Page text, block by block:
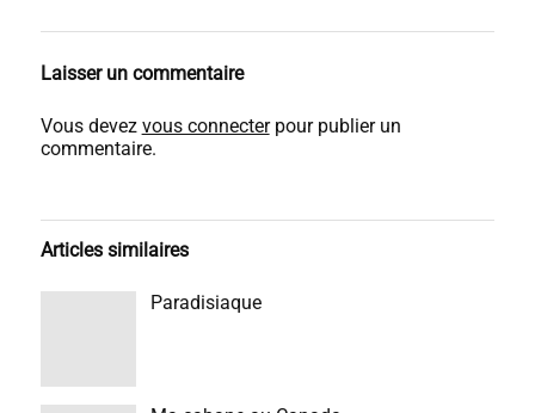
Laisser un commentaire
Vous devez vous connecterpour publier un
commentaire.
Articles similaires
Paradisiaque